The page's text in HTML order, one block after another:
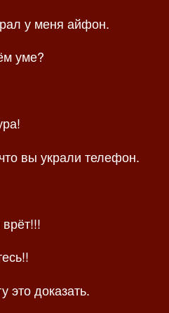
у меня айфон.
уме?
вы украли телефон.
это доказать.